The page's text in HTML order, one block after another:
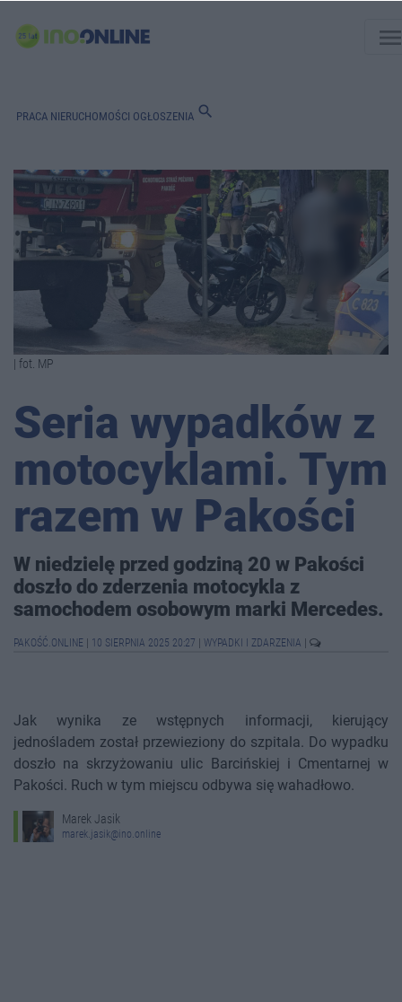
PRACA NIERUCHOMOŚCI OGŁOSZENIA search
| fot. MP
Seria wypadków z
motocyklami. Tym
razem w Pakości
W niedzielę przed godziną 20 w Pakości
doszło do zderzenia motocykla z
samochodem osobowym marki Mercedes.
PAKOŚĆ.ONLINE 10 SIERPNIA 2025 20:27 WYPADKI I ZDARZENIA
Jak wynika ze wstępnych informacji, kierujący
jednośladem został przewieziony do szpitala. Do wypadku
doszło na skrzyżowaniu ulic Barcińskiej i Cmentarnej w
Pakości. Ruch w tym miejscu odbywa się wahadłowo.
Marek Jasik
marek.jasik@ino.online